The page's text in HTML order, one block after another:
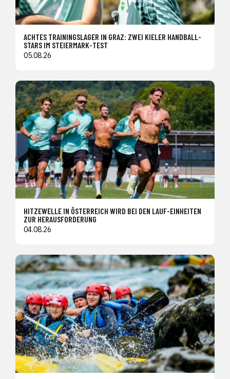
ACHTES TRAININGSLAGER IN GRAZ: ZWEI KIELER HANDBALL-
STARS IM STEIERMARK-TEST
05.08.26
HITZEWELLE IN ÖSTERREICH WIRD BEI DEN LAUF-EINHEITEN
ZUR HERAUSFORDERUNG
04.08.26